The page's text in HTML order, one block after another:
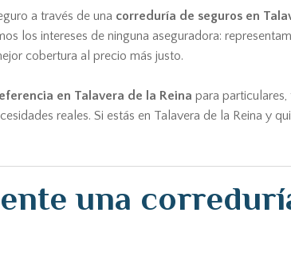
a través de una correduría de seguros en
los intereses de ninguna aseguradora:
cobertura al precio más justo.
en Talavera de la Reina para
reales. Si estás en Talavera de la Reina y
una